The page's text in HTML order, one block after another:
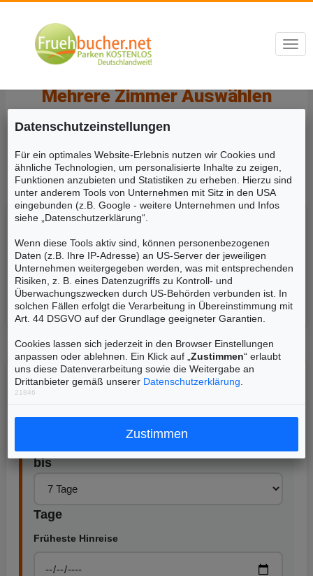
Kontakt:
Mo.-So. 10:00-19:00 Uhr
Mehrere Zimmer Auswählen
Planen Sie eine Pauschalreise und möchten mehrere
Zimmer gleichzeitig buchen? Hier konfigurieren Sie bis
zu 4 Zimmer.
1. Von wo geht es los? *
Abflughäfen suchen oder auswählen
2. Reisedauer
bis
Tage
Früheste Hinreise
Datenschutzeinstellungen
Für ein optimales Website-Erlebnis nutzen wir Cookies und
ähnliche Technologien, um personalisierte Inhalte zu zeigen,
Funktionen anzubieten und Statistiken zu erheben. Hierzu sind
unter anderem Tools von Unternehmen mit Sitz in den USA
eingebunden (z.B. Google - weitere Unternehmen und Infos
siehe „Datenschutzerklärung“.
Wenn diese Tools aktiv sind, können personenbezogenen
Daten (z.B. Ihre IP-Adresse) an US-Server der jeweiligen
Unternehmen weitergegeben werden, was mit entsprechenden
Risiken, z. B. eines Datenzugriffs zu Kontroll- und
Überwachungszwecken durch US-Behörden verbunden ist. In
solchen Fällen erfolgt die Verarbeitung in Übereinstimmung mit
Art. 44 DSGVO auf der Grundlage geeigneter Garantien.
Cookies lassen sich jederzeit in den Browser Einstellungen
anpassen oder ablehnen. Ein Klick auf „Zustimmen“ erlaubt
uns diese Datenverarbeitung sowie die Weitergabe an
Drittanbieter gemäß unserer Datenschutzerklärung
21846
Zustimmen